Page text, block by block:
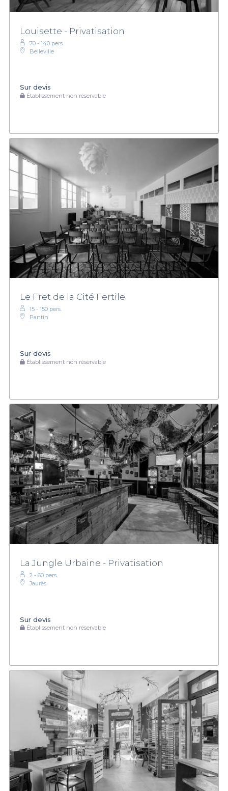
Louisette - Privatisation
70 - 140 pers.
Belleville
Sur devis
Établissement non réservable
Le Fret de la Cité Fertile
15 - 150 pers.
Pantin
Sur devis
Établissement non réservable
La Jungle Urbaine - Privatisation
2 - 60 pers.
Jaurès
Sur devis
Établissement non réservable